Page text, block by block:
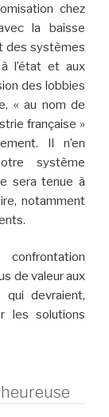
chez
la baisse
des systèmes
l’état et aux
des lobbies
« au nom de
française »
Il n’en
système
sera tenue à
notamment
de valeur aux
qui devraient,
les solutions